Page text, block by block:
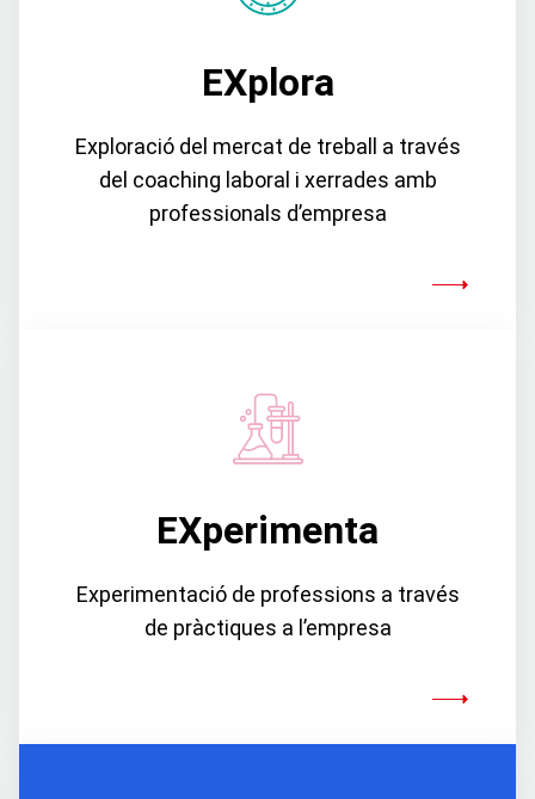
EXplora
Exploració del mercat de treball a través
del coaching laboral i xerrades amb
professionals d’empresa
EXperimenta
Experimentació de professions a través
de pràctiques a l’empresa